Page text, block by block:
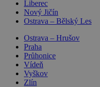
Liberec
Nový Jičín
Ostrava – Bělský Les
Ostrava – Hrušov
Praha
Průhonice
Vídeň
Vyškov
Zlín